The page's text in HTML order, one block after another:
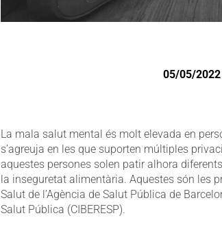
05/05/2022
La mala salut mental és molt elevada en
s’agreuja en les que suporten múltiples
aquestes persones solen patir alhora
la inseguretat alimentària. Aquestes són les
Salut de l’Agència de Salut Pública de
Salut Pública (CIBERESP).